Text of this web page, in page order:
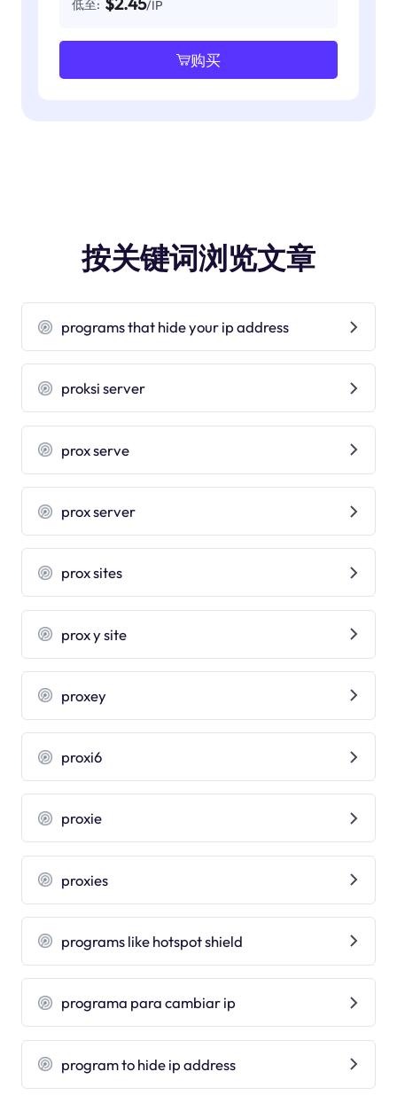
低至: /IP
购买
按关键词浏览文章
programs that hide your ip address
proksi server
prox serve
prox server
prox sites
prox y site
proxey
proxi6
proxie
proxies
programs like hotspot shield
programa para cambiar ip
program to hide ip address